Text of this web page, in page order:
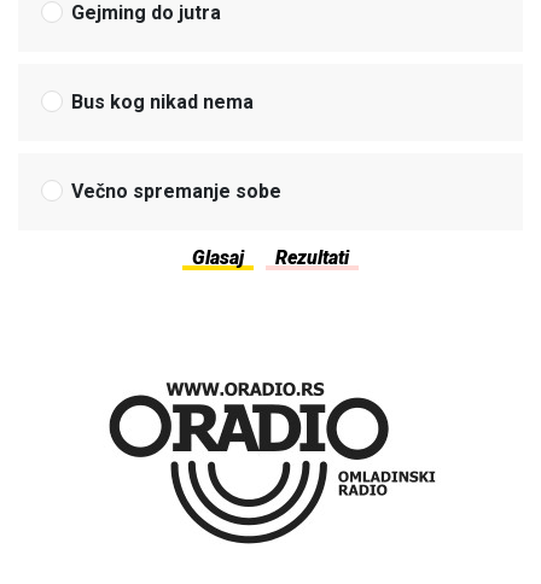
Gejming do jutra
Bus kog nikad nema
Večno spremanje sobe